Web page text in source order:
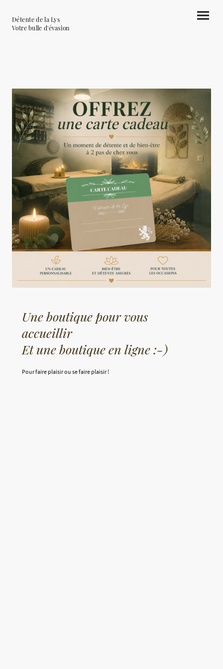
Détente de la Lys
Votre bulle d'évasion
Une boutique pour vous
accueillir
Et une boutique en ligne :-)
Pour faire plaisir ou se faire plaisir !